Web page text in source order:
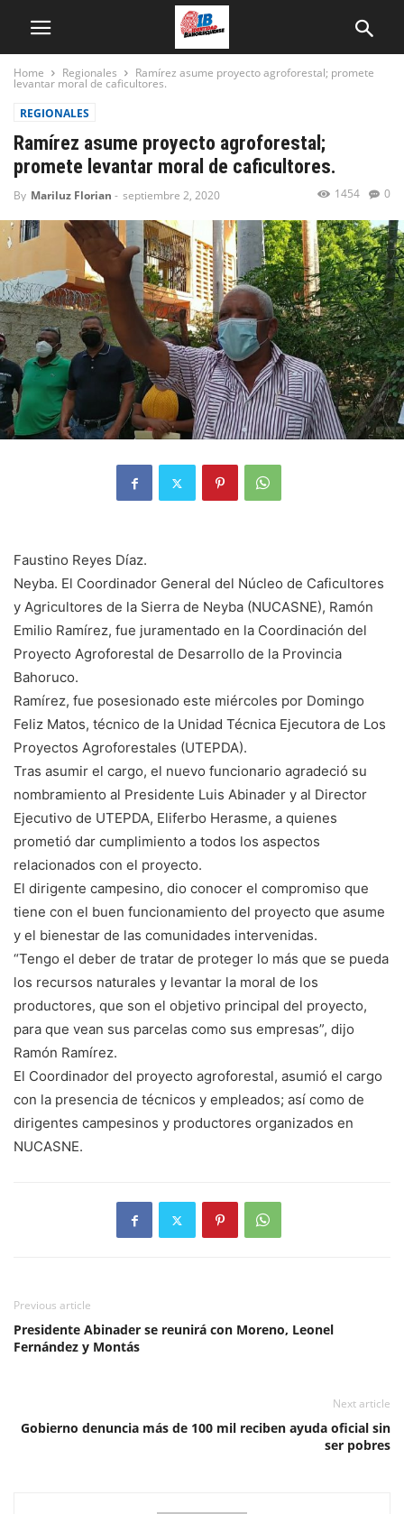
Home Regionales Ramírez asume proyecto agroforestal; promete
levantar moral de caficultores.
REGIONALES
Ramírez asume proyecto agroforestal;
promete levantar moral de caficultores.
By Mariluz Florian - septiembre 2, 2020 0
1454
Faustino Reyes Díaz.
Neyba. El Coordinador General del Núcleo de Caficultores
y Agricultores de la Sierra de Neyba (NUCASNE), Ramón
Emilio Ramírez, fue juramentado en la Coordinación del
Proyecto Agroforestal de Desarrollo de la Provincia
Bahoruco.
Ramírez, fue posesionado este miércoles por Domingo
Feliz Matos, técnico de la Unidad Técnica Ejecutora de Los
Proyectos Agroforestales (UTEPDA).
Tras asumir el cargo, el nuevo funcionario agradeció su
nombramiento al Presidente Luis Abinader y al Director
Ejecutivo de UTEPDA, Eliferbo Herasme, a quienes
prometió dar cumplimiento a todos los aspectos
relacionados con el proyecto.
El dirigente campesino, dio conocer el compromiso que
tiene con el buen funcionamiento del proyecto que asume
y el bienestar de las comunidades intervenidas.
“Tengo el deber de tratar de proteger lo más que se pueda
los recursos naturales y levantar la moral de los
productores, que son el objetivo principal del proyecto,
para que vean sus parcelas como sus empresas”, dijo
Ramón Ramírez.
El Coordinador del proyecto agroforestal, asumió el cargo
con la presencia de técnicos y empleados; así como de
dirigentes campesinos y productores organizados en
NUCASNE.
Previous article
Presidente Abinader se reunirá con Moreno, Leonel
Fernández y Montás
Next article
Gobierno denuncia más de 100 mil reciben ayuda oficial sin
ser pobres